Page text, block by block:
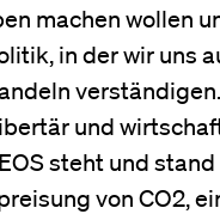
machen wollen
in der wir uns
und
steht und
von CO2,